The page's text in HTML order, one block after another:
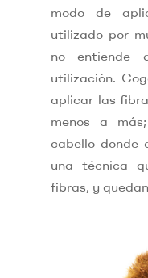
modo de
utilizado por
no entiende
utilización.
aplicar las
menos a
cabello donde
una técnica
fibras, y